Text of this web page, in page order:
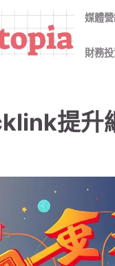
媒體
財務
提升